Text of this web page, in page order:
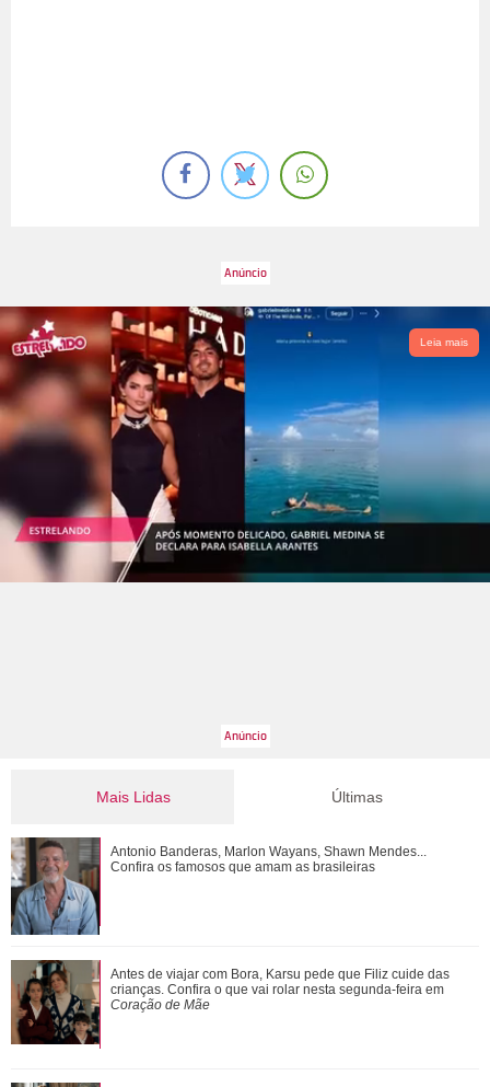
Leia mais
Mais Lidas
Antonio Banderas, Marlon Wayans, Shawn Mendes...
Confira os famosos que amam as brasileiras
Agrado desabafa com Eduarda sobre sua decepção com
João Raul. Saiba o que vai acontecer em...
Últimas
Antonio Banderas, Marlon Wayans, Shawn Mendes...
Confira os famosos que amam as brasileiras
Antes de viajar com Bora, Karsu pede que Filiz cuide das
crianças. Confira o que vai rolar nesta segunda-feira em
Coração de Mãe